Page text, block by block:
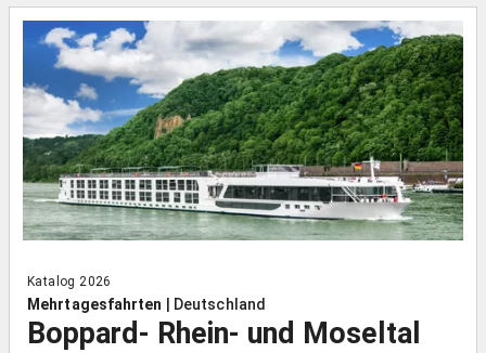
Katalog 2026
Mehrtagesfahrten Deutschland
Boppard- Rhein- und Moseltal